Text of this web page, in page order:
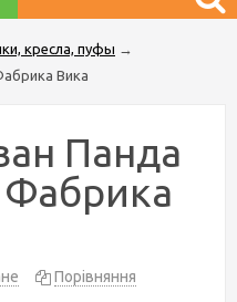
кресла, пуфы →
Вика
Панда
Порівняння